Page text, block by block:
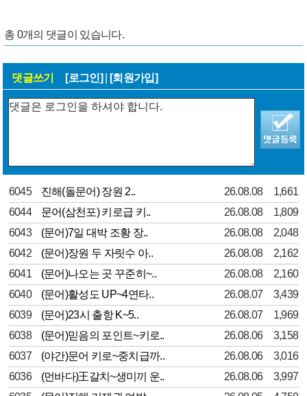
총 0개의 댓글이 있습니다.
댓글쓰기 [로그인] [회원가입]
6045 진해(돌문어) 장원 2.. 26.08.08
1,661
6044
문어(삼천포) 키로급 키.. 26.08.08
1,809
6043
(문어)7일 대박 조황 장.. 26.08.08
2,048
6042
(문어)장원 두 자릿수 아.. 26.08.08
2,162
6041
(문어)나오는 곳 꾸준히~.. 26.08.08
2,160
6040
(문어)활성도 UP~4연타.. 26.08.07
3,439
6039
(문어)23시 출항 K~5.. 26.08.07
1,969
6038
(문어)믿음의 포인트~키로.. 26.08.06
3,158
6037
(야간)문어 키로~중치급까.. 26.08.06
3,016
6036
(먼바다)王갈치~생미끼 운.. 26.08.06
3,997